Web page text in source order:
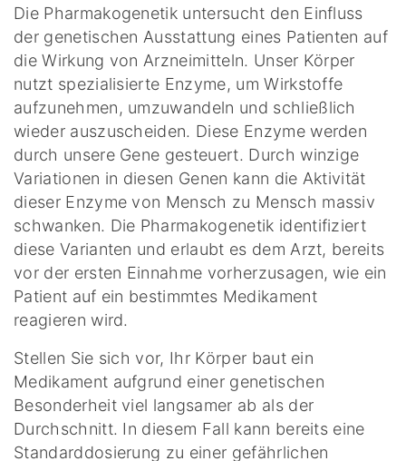
Die Pharmakogenetik untersucht den Einfluss
der genetischen Ausstattung eines Patienten auf
die Wirkung von Arzneimitteln. Unser Körper
nutzt spezialisierte Enzyme, um Wirkstoffe
aufzunehmen, umzuwandeln und schließlich
wieder auszuscheiden. Diese Enzyme werden
durch unsere Gene gesteuert. Durch winzige
Variationen in diesen Genen kann die Aktivität
dieser Enzyme von Mensch zu Mensch massiv
schwanken. Die Pharmakogenetik identifiziert
diese Varianten und erlaubt es dem Arzt, bereits
vor der ersten Einnahme vorherzusagen, wie ein
Patient auf ein bestimmtes Medikament
reagieren wird.
Stellen Sie sich vor, Ihr Körper baut ein
Medikament aufgrund einer genetischen
Besonderheit viel langsamer ab als der
Durchschnitt. In diesem Fall kann bereits eine
Standarddosierung zu einer gefährlichen